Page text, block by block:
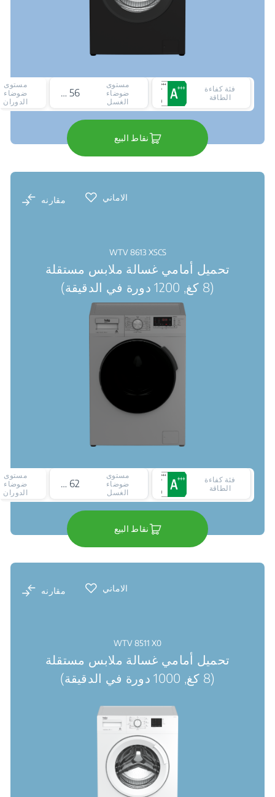
فئة كفاءة
الطاقة
مستوى
ضوضاء
الغسل
56 ديسيبل
مستوى
ضوضاء
الدوران
نقاط البيع
الاماني مقارنه
WTV 8613 XSCS
تحميل أمامي غسالة ملابس مستقلة
(8 كغ, 1200 دورة في الدقيقة)
فئة كفاءة
الطاقة
مستوى
ضوضاء
الغسل
62 ديسيبل
مستوى
ضوضاء
الدوران
نقاط البيع
الاماني مقارنه
WTV 8511 X0
تحميل أمامي غسالة ملابس مستقلة
(8 كغ, 1000 دورة في الدقيقة)